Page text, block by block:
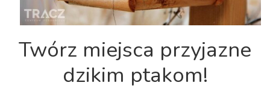
Twórz miejsca przyjazne
dzikim ptakom!